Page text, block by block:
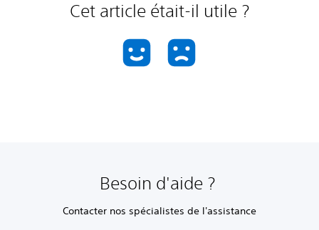
Cet article était-il utile ?
Besoin d'aide ?
Contacter nos spécialistes de l'assistance